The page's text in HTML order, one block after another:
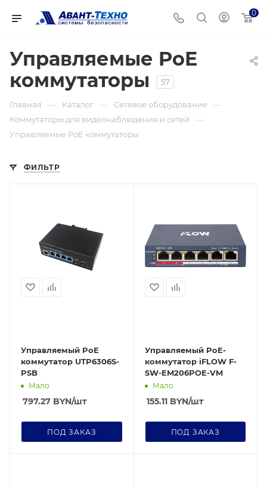
0
Управляемые PoE
коммутаторы
57
Главная — Каталог — Сетевое оборудование —
Коммутаторы для видеонаблюдения и сетей —
Управляемые PoE коммутаторы
ФИЛЬТР
Управляемый PoE
коммутатор UTP6306S-
PSB
Мало
797.27 BYN/шт
ПОД ЗАКАЗ
Управляемый PoE-
коммутатор iFLOW F-
SW-EM206POE-VM
Мало
155.11BYN/шт
ПОД ЗАКАЗ